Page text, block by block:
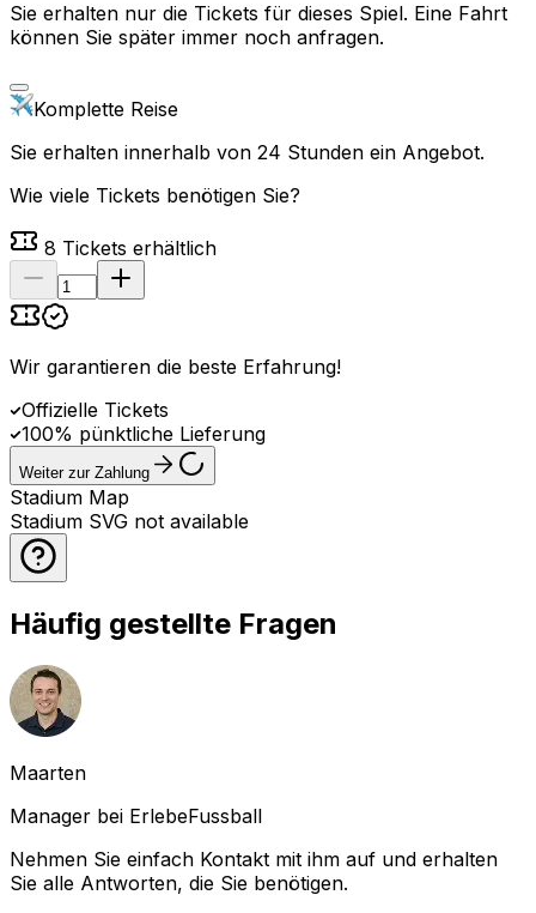
Sie erhalten nur die Tickets für dieses Spiel. Eine Fahrt
können Sie später immer noch anfragen.
Komplette Reise
Sie erhalten innerhalb von 24 Stunden ein Angebot.
Wie viele Tickets benötigen Sie?
8 Tickets erhältlich
Wir garantieren die beste Erfahrung!
Offizielle Tickets
100% pünktliche Lieferung
Weiter zur Zahlung
Stadium Map
Stadium SVG not available
Häufig gestellte Fragen
Maarten
Manager bei ErlebeFussball
Nehmen Sie einfach Kontakt mit ihm auf und erhalten
Sie alle Antworten, die Sie benötigen.